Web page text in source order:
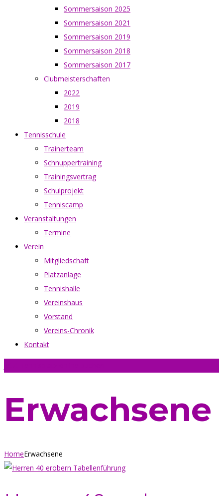
Sommersaison 2025
Sommersaison 2021
Sommersaison 2019
Sommersaison 2018
Sommersaison 2017
Clubmeisterschaften
2022
2019
2018
Tennisschule
Trainerteam
Schnuppertraining
Trainingsvertrag
Schulprojekt
Tenniscamp
Veranstaltungen
Termine
Verein
Mitgliedschaft
Platzanlage
Tennishalle
Vereinshaus
Vorstand
Vereins-Chronik
Kontakt
Erwachsene
HomeErwachsene